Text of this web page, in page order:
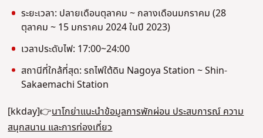
ระยะเวลา: ปลายเดือนตุลาคม ~ กลางเดือนมกราคม (28
ตุลาคม ~ 15 มกราคม 2024 ในปี 2023)
เวลาประดับไฟ: 17:00~24:00
สถานีที่ใกล้ที่สุด: รถไฟใต้ดิน Nagoya Station ~ Shin-
Sakaemachi Station
[kkday]👉นาโกย่าแนะนําข้อมูลการพักผ่อน ประสบการณ์ ความ
สนุกสนาน และการท่องเที่ยว